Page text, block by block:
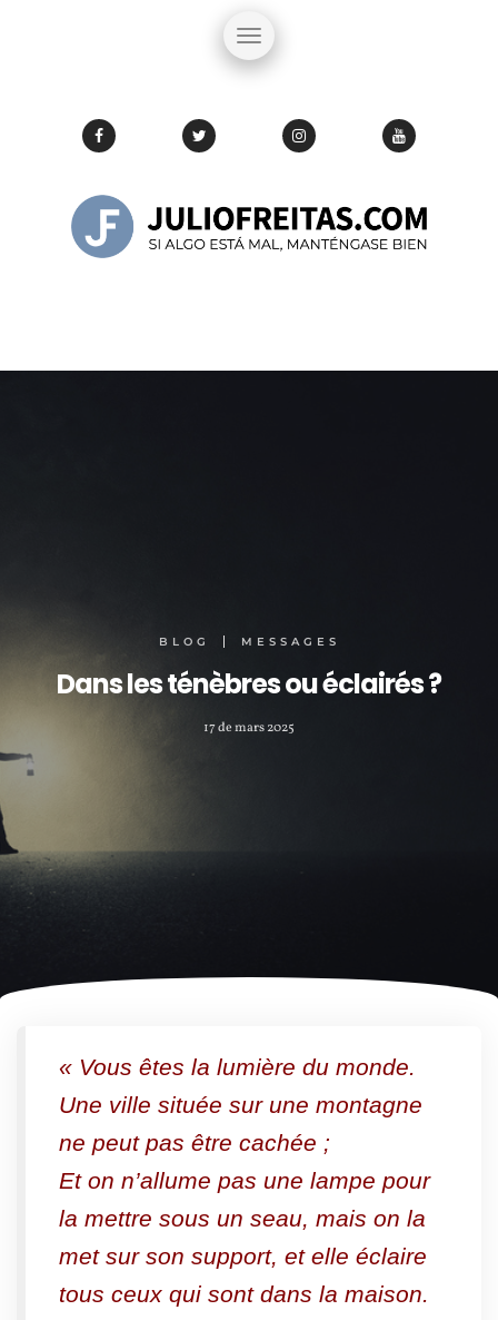
BLOG MESSAGES
Dans les ténèbres ou éclairés ?
17 de mars 2025
les
ténèbres
ou
éclairés
« Vous êtes la lumière du monde.
Une ville située sur une montagne
ne peut pas être cachée ;
Et on n’allume pas une lampe pour
la mettre sous un seau, mais on la
met sur son support, et elle éclaire
tous ceux qui sont dans la maison.